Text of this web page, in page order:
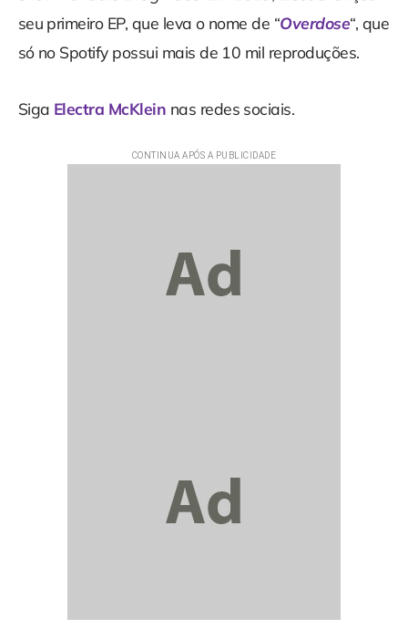
seu primeiro EP, que leva o nome de “Overdose“, que
só no Spotify possui mais de 10 mil reproduções.
Siga Electra McKlein nas redes sociais.